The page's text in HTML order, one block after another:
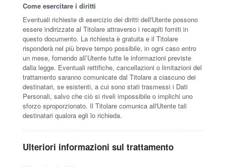
Come esercitare i diritti
Eventuali richieste di esercizio dei diritti dell'Utente possono
essere indirizzate al Titolare attraverso i recapiti forniti in
questo documento. La richiesta è gratuita e il Titolare
risponderà nel più breve tempo possibile, in ogni caso entro
un mese, fornendo all’Utente tutte le informazioni previste
dalla legge. Eventuali rettifiche, cancellazioni o limitazioni del
trattamento saranno comunicate dal Titolare a ciascuno dei
destinatari, se esistenti, a cui sono stati trasmessi i Dati
Personali, salvo che ciò si riveli impossibile o implichi uno
sforzo sproporzionato. Il Titolare comunica all'Utente tali
destinatari qualora egli lo richieda.
Ulteriori informazioni sul trattamento